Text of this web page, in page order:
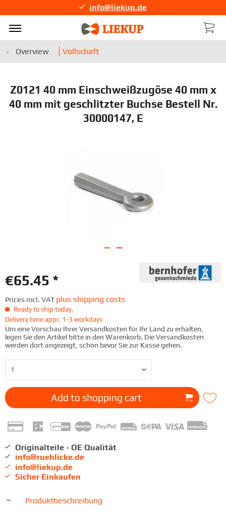
info@liekup.de
Overview Vollschaft
Z0121 40 mm Einschweißzugöse 40 mm x
40 mm mit geschlitzter Buchse Bestell Nr.
30000147, E
€65.45 *
Prices incl. VAT plus shipping costs
Ready to ship today,
Delivery time appr. 1-3 workdays
Um eine Vorschau Ihrer Versandkosten für Ihr Land zu erhalten,
legen Sie den Artikel bitte in den Warenkorb. Die Versandkosten
werden dort angezeigt, schon bevor Sie zur Kasse gehen.
Add to shopping cart
Originalteile - OE Qualität
info@ruehlicke.de
info@liekup.de
Sicher Einkaufen
Produktbeschreibung